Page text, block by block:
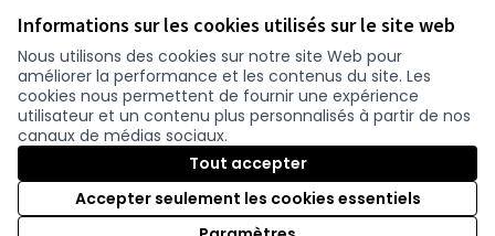
Informations sur les cookies utilisés sur le site web
Nous utilisons des cookies sur notre site Web pour
améliorer la performance et les contenus du site. Les
cookies nous permettent de fournir une expérience
utilisateur et un contenu plus personnalisés à partir de nos
canaux de médias sociaux.
Tout accepter
Accepter seulement les cookies essentiels
Vérifiez l'empreinte numérique
Conditions d'utilisation
Paramètres des cookies
participer.loire-atlantique.fr sur Facebook
(Nouvelle fenêtre)
participer.loire-atlantique.fr sur Instagram
(Nouvelle fenêtre)
participer.loire-atlantique.fr sur YouTube
(Nouvelle fenêtre)
Licence
(Nouvelle